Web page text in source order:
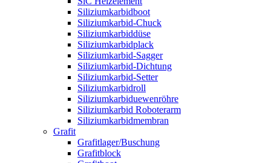
Siliziumkarbidboot
Siliziumkarbid-Chuck
Siliziumkarbiddüse
Siliziumkarbidplack
Siliziumkarbid-Sagger
Siliziumkarbid-Dichtung
Siliziumkarbid-Setter
Siliziumkarbidroll
Siliziumkarbiduewenröhre
Siliziumkarbid Roboterarm
Siliziumkarbidmembran
Grafit
Grafitlager/Buschung
Grafitblock